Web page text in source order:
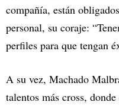
compañía, están
personal, su coraje:
perfiles para que tengan
A su vez, Machado
talentos más cross,